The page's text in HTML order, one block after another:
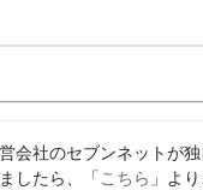
会社のセブンネットが
したら、「こちら 」よ